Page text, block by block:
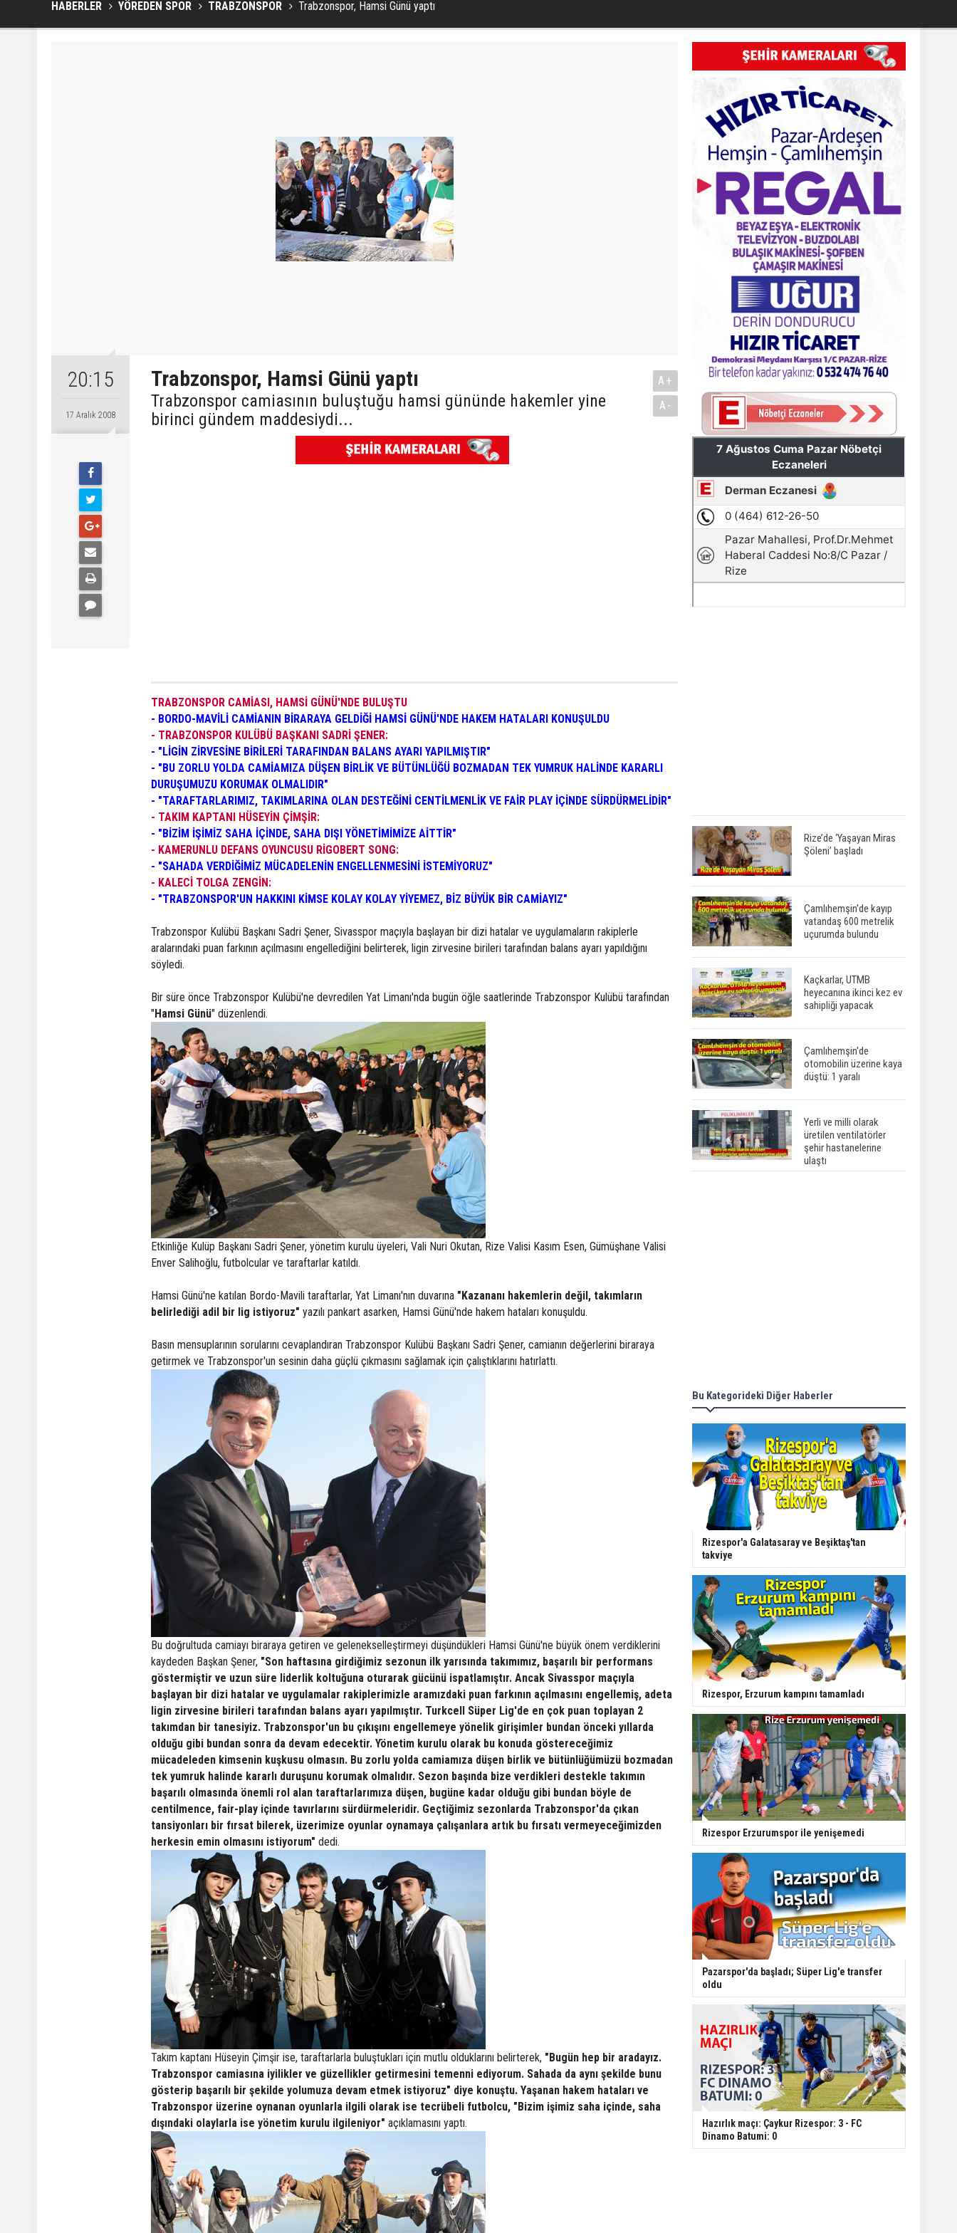
HABERLER YÖREDEN SPOR TRABZONSPOR Trabzonspor, Hamsi Günü yaptı
20:15
17 Aralık 2008
Trabzonspor, Hamsi Günü yaptı
Trabzonspor camiasının buluştuğu hamsi gününde hakemler yine
birinci gündem maddesiydi...
A+
A-
TRABZONSPOR CAMİASI, HAMSİ GÜNÜ'NDE BULUŞTU
- BORDO-MAVİLİ CAMİANIN BİRARAYA GELDİĞİ HAMSİ GÜNÜ'NDE HAKEM HATALARI KONUŞULDU
- TRABZONSPOR KULÜBÜ BAŞKANI SADRİ ŞENER:
- "LİGİN ZİRVESİNE BİRİLERİ TARAFINDAN BALANS AYARI YAPILMIŞTIR"
- "BU ZORLU YOLDA CAMİAMIZA DÜŞEN BİRLİK VE BÜTÜNLÜĞÜ BOZMADAN TEK YUMRUK HALİNDE KARARLI
DURUŞUMUZU KORUMAK OLMALIDIR"
- "TARAFTARLARIMIZ, TAKIMLARINA OLAN DESTEĞİNİ CENTİLMENLİK VE FAİR PLAY İÇİNDE SÜRDÜRMELİDİR"
- TAKIM KAPTANI HÜSEYİN ÇİMŞİR:
- "BİZİM İŞİMİZ SAHA İÇİNDE, SAHA DIŞI YÖNETİMİMİZE AİTTİR"
- KAMERUNLU DEFANS OYUNCUSU RİGOBERT SONG:
- "SAHADA VERDİĞİMİZ MÜCADELENİN ENGELLENMESİNİ İSTEMİYORUZ"
- KALECİ TOLGA ZENGİN:
- "TRABZONSPOR'UN HAKKINI KİMSE KOLAY KOLAY YİYEMEZ, BİZ BÜYÜK BİR CAMİAYIZ"
Trabzonspor Kulübü Başkanı Sadri Şener, Sivasspor maçıyla başlayan bir dizi hatalar ve uygulamaların rakiplerle
aralarındaki puan farkının açılmasını engellediğini belirterek, ligin zirvesine birileri tarafından balans ayarı yapıldığını
söyledi.
Bir süre önce Trabzonspor Kulübü'ne devredilen Yat Limanı'nda bugün öğle saatlerinde Trabzonspor Kulübü tarafından
"Hamsi Günü" düzenlendi.
Etkinliğe Kulüp Başkanı Sadri Şener, yönetim kurulu üyeleri, Vali Nuri Okutan, Rize Valisi Kasım Esen, Gümüşhane Valisi
Enver Salihoğlu, futbolcular ve taraftarlar katıldı.
Hamsi Günü'ne katılan Bordo-Mavili taraftarlar, Yat Limanı'nın duvarına "Kazananı hakemlerin değil, takımların
belirlediği adil bir lig istiyoruz" yazılı pankart asarken, Hamsi Günü'nde hakem hataları konuşuldu.
Basın mensuplarının sorularını cevaplandıran Trabzonspor Kulübü Başkanı Sadri Şener, camianın değerlerini biraraya
getirmek ve Trabzonspor'un sesinin daha güçlü çıkmasını sağlamak için çalıştıklarını hatırlattı.
Bu doğrultuda camiayı biraraya getiren ve gelenekselleştirmeyi düşündükleri Hamsi Günü'ne büyük önem verdiklerini
kaydeden Başkan Şener, "Son haftasına girdiğimiz sezonun ilk yarısında takımımız, başarılı bir performans
göstermiştir ve uzun süre liderlik koltuğuna oturarak gücünü ispatlamıştır. Ancak Sivasspor maçıyla
başlayan bir dizi hatalar ve uygulamalar rakiplerimizle aramızdaki puan farkının açılmasını engellemiş, adeta
ligin zirvesine birileri tarafından balans ayarı yapılmıştır. Turkcell Süper Lig'de en çok puan toplayan 2
takımdan bir tanesiyiz. Trabzonspor'un bu çıkışını engellemeye yönelik girişimler bundan önceki yıllarda
olduğu gibi bundan sonra da devam edecektir. Yönetim kurulu olarak bu konuda göstereceğimiz
mücadeleden kimsenin kuşkusu olmasın. Bu zorlu yolda camiamıza düşen birlik ve bütünlüğümüzü bozmadan
tek yumruk halinde kararlı duruşunu korumak olmalıdır. Sezon başında bize verdikleri destekle takımın
başarılı olmasında önemli rol alan taraftarlarımıza düşen, bugüne kadar olduğu gibi bundan böyle de
centilmence, fair-play içinde tavırlarını sürdürmeleridir. Geçtiğimiz sezonlarda Trabzonspor'da çıkan
tansiyonları bir fırsat bilerek, üzerimize oyunlar oynamaya çalışanlara artık bu fırsatı vermeyeceğimizden
herkesin emin olmasını istiyorum" dedi.
Takım kaptanı Hüseyin Çimşir ise, taraftarlarla buluştukları için mutlu olduklarını belirterek, "Bugün hep bir aradayız.
Trabzonspor camiasına iyilikler ve güzellikler getirmesini temenni ediyorum. Sahada da aynı şekilde bunu
gösterip başarılı bir şekilde yolumuza devam etmek istiyoruz" diye konuştu. Yaşanan hakem hataları ve
Trabzonspor üzerine oynanan oyunlarla ilgili olarak ise tecrübeli futbolcu, "Bizim işimiz saha içinde, saha
dışındaki olaylarla ise yönetim kurulu ilgileniyor" açıklamasını yaptı.
Rize’de ‘Yaşayan Miras
Şöleni’ başladı
Çamlıhemşin'de kayıp
vatandaş 600 metrelik
uçurumda bulundu
Kaçkarlar, UTMB
heyecanına ikinci kez ev
sahipliği yapacak
Çamlıhemşin'de
otomobilin üzerine kaya
düştü: 1 yaralı
Yerli ve milli olarak
üretilen ventilatörler
şehir hastanelerine
ulaştı
Bu Kategorideki Diğer Haberler
Rizespor'a Galatasaray ve Beşiktaş'tan
takviye
Rizespor, Erzurum kampını tamamladı
Rizespor Erzurumspor ile yenişemedi
Pazarspor'da başladı; Süper Lig'e transfer
oldu
Hazırlık maçı: Çaykur Rizespor: 3 - FC
Dinamo Batumi: 0